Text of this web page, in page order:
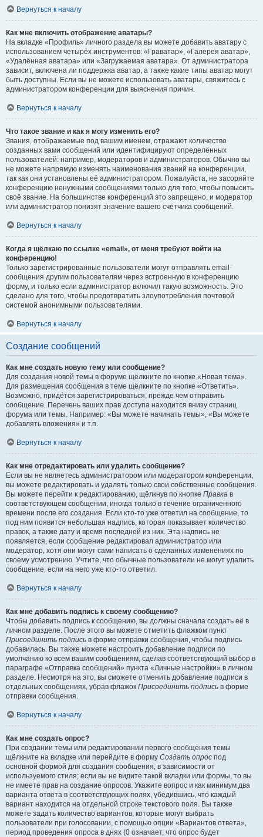
Вернуться к началу
Как мне включить отображение аватары?
На вкладке «Профиль» личного раздела вы можете добавить аватару с
использованием четырёх инструментов: «Граватар», «Галерея аватар»,
«Удалённая аватара» или «Загружаемая аватара». От администратора
зависит, включена ли поддержка аватар, а также какие типы аватар могут
быть доступны. Если вы не можете использовать аватары, свяжитесь с
администратором конференции для выяснения причин.
Вернуться к началу
Что такое звание и как я могу изменить его?
Звания, отображаемые под вашим именем, отражают количество
созданных вами сообщений или идентифицируют определённых
пользователей: например, модераторов и администраторов. Обычно вы
не можете напрямую изменять наименования званий на конференции,
так как они установлены её администратором. Пожалуйста, не засоряйте
конференцию ненужными сообщениями только для того, чтобы повысить
своё звание. На большинстве конференций это запрещено, и модератор
или администратор понизят значение вашего счётчика сообщений.
Вернуться к началу
Когда я щёлкаю по ссылке «email», от меня требуют войти на
конференцию!
Только зарегистрированные пользователи могут отправлять email-
сообщения другим пользователям через встроенную в конференцию
форму, и только если администратор включил такую возможность. Это
сделано для того, чтобы предотвратить злоупотребления почтовой
системой анонимными пользователями.
Вернуться к началу
Создание сообщений
Как мне создать новую тему или сообщение?
Для создания новой темы в форуме щёлкните по кнопке «Новая тема».
Для размещения сообщения в теме щёлкните по кнопке «Ответить».
Возможно, придётся зарегистрироваться, прежде чем отправить
сообщение. Перечень ваших прав доступа находится внизу страниц
форума или темы. Например: «Вы можете начинать темы», «Вы можете
добавлять вложения» и т.п.
Вернуться к началу
Как мне отредактировать или удалить сообщение?
Если вы не являетесь администратором или модератором конференции,
вы можете редактировать и удалять только свои собственные сообщения.
Вы можете перейти к редактированию, щёлкнув по кнопке Правка в
соответствующем сообщении, иногда только в течение ограниченного
времени после его создания. Если кто-то уже ответил на сообщение, то
под ним появится небольшая надпись, которая показывает количество
правок, а также дату и время последней из них. Эта надпись не
появляется, если сообщение редактировал администратор или
модератор, хотя они могут сами написать о сделанных изменениях по
своему усмотрению. Учтите, что обычные пользователи не могут удалить
сообщение, если на него уже кто-то ответил.
Вернуться к началу
Как мне добавить подпись к своему сообщению?
Чтобы добавить подпись к сообщению, вы должны сначала создать её в
личном разделе. После этого вы можете отметить флажком пункт
Присоединить подпись в форме отправки сообщения, чтобы подпись
добавилась. Вы также можете настроить добавление подписи по
умолчанию ко всем вашим сообщениям, сделав соответствующий выбор в
параграфе «Отправка сообщений» пункта «Личные настройки» в личном
разделе. Несмотря на это, вы сможете отменить добавление подписи в
отдельных сообщениях, убрав флажок Присоединить подпись в форме
отправки сообщения.
Вернуться к началу
Как мне создать опрос?
При создании темы или редактировании первого сообщения темы
щёлкните на вкладке или перейдите в форму Создать опрос под
основной формой для создания сообщения, в зависимости от
используемого стиля; если вы не видите такой вкладки или формы, то вы
не имеете прав на создание опросов. Укажите вопрос и как минимум два
варианта ответа в соответствующих полях, убедившись, что каждый
вариант находится на отдельной строке текстового поля. Вы также
можете задать количество вариантов, которые могут выбрать
пользователи при голосовании, с помощью опции «Вариантов ответа»,
период проведения опроса в днях (0 означает, что опрос будет